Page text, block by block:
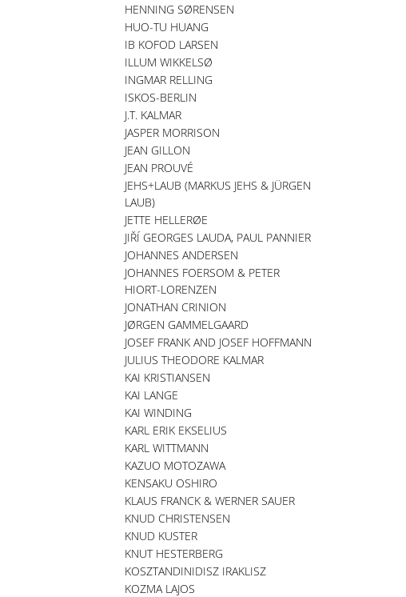
HENNING SØRENSEN
HUO-TU HUANG
IB KOFOD LARSEN
ILLUM WIKKELSØ
INGMAR RELLING
ISKOS-BERLIN
J.T. KALMAR
JASPER MORRISON
JEAN GILLON
JEAN PROUVÉ
JEHS+LAUB (MARKUS JEHS & JÜRGEN
LAUB)
JETTE HELLERØE
JIŘÍ GEORGES LAUDA, PAUL PANNIER
JOHANNES ANDERSEN
JOHANNES FOERSOM & PETER
HIORT-LORENZEN
JONATHAN CRINION
JØRGEN GAMMELGAARD
JOSEF FRANK AND JOSEF HOFFMANN
JULIUS THEODORE KALMAR
KAI KRISTIANSEN
KAI LANGE
KAI WINDING
KARL ERIK EKSELIUS
KARL WITTMANN
KAZUO MOTOZAWA
KENSAKU OSHIRO
KLAUS FRANCK & WERNER SAUER
KNUD CHRISTENSEN
KNUD KUSTER
KNUT HESTERBERG
KOSZTANDINIDISZ IRAKLISZ
KOZMA LAJOS